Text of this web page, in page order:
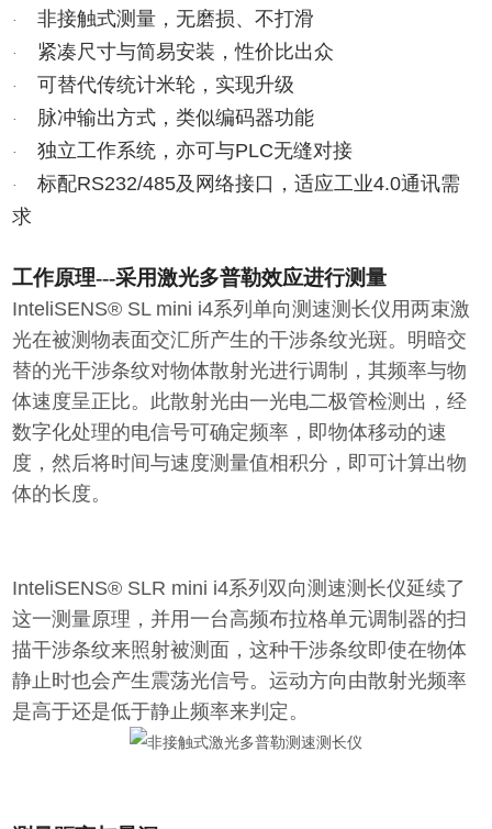
· 非接触式测量，无磨损、不打滑
· 紧凑尺寸与简易安装，性价比出众
· 可替代传统计米轮，实现升级
· 脉冲输出方式，类似编码器功能
· 独立工作系统，亦可与PLC无缝对接
· 标配RS232/485及网络接口，适应工业4.0通讯需
求
工作原理---采用激光多普勒效应进行测量
InteliSENS® SL mini i4系列单向测速测长仪用两束激
光在被测物表面交汇所产生的干涉条纹光斑。明暗交
替的光干涉条纹对物体散射光进行调制，其频率与物
体速度呈正比。此散射光由一光电二极管检测出，经
数字化处理的电信号可确定频率，即物体移动的速
度，然后将时间与速度测量值相积分，即可计算出物
体的长度。
InteliSENS® SLR mini i4系列双向测速测长仪延续了
这一测量原理，并用一台高频布拉格单元调制器的扫
描干涉条纹来照射被测面，这种干涉条纹即使在物体
静止时也会产生震荡光信号。运动方向由散射光频率
是高于还是低于静止频率来判定。